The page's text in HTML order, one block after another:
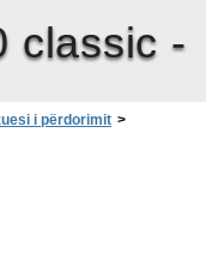
classic -
i përdorimit >